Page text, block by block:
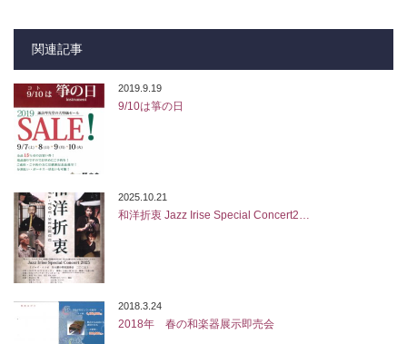
関連記事
2019.9.19
9/10は箏の日
2025.10.21
和洋折衷 Jazz Irise Special Concert2…
2018.3.24
2018年 春の和楽器展示即売会